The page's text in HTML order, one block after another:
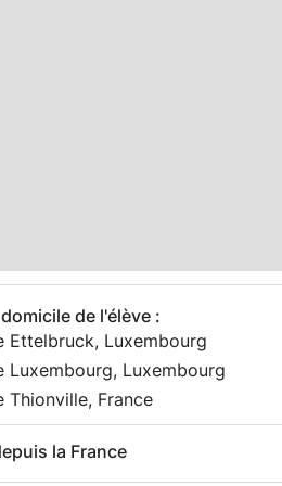
de l'élève :
Ettelbruck, Luxembourg
Luxembourg, Luxembourg
Thionville, France
la France